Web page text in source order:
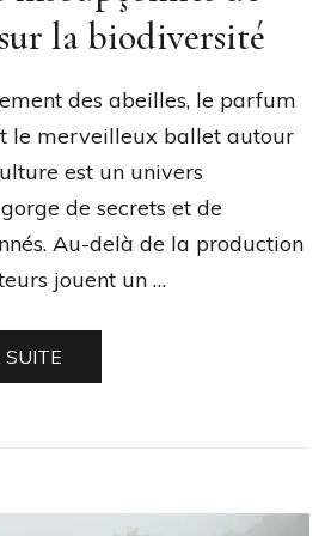
la biodiversité
des abeilles, le parfum
le merveilleux ballet autour
est un univers
de secrets et de
Au-delà de la production
jouent un …
SUITE